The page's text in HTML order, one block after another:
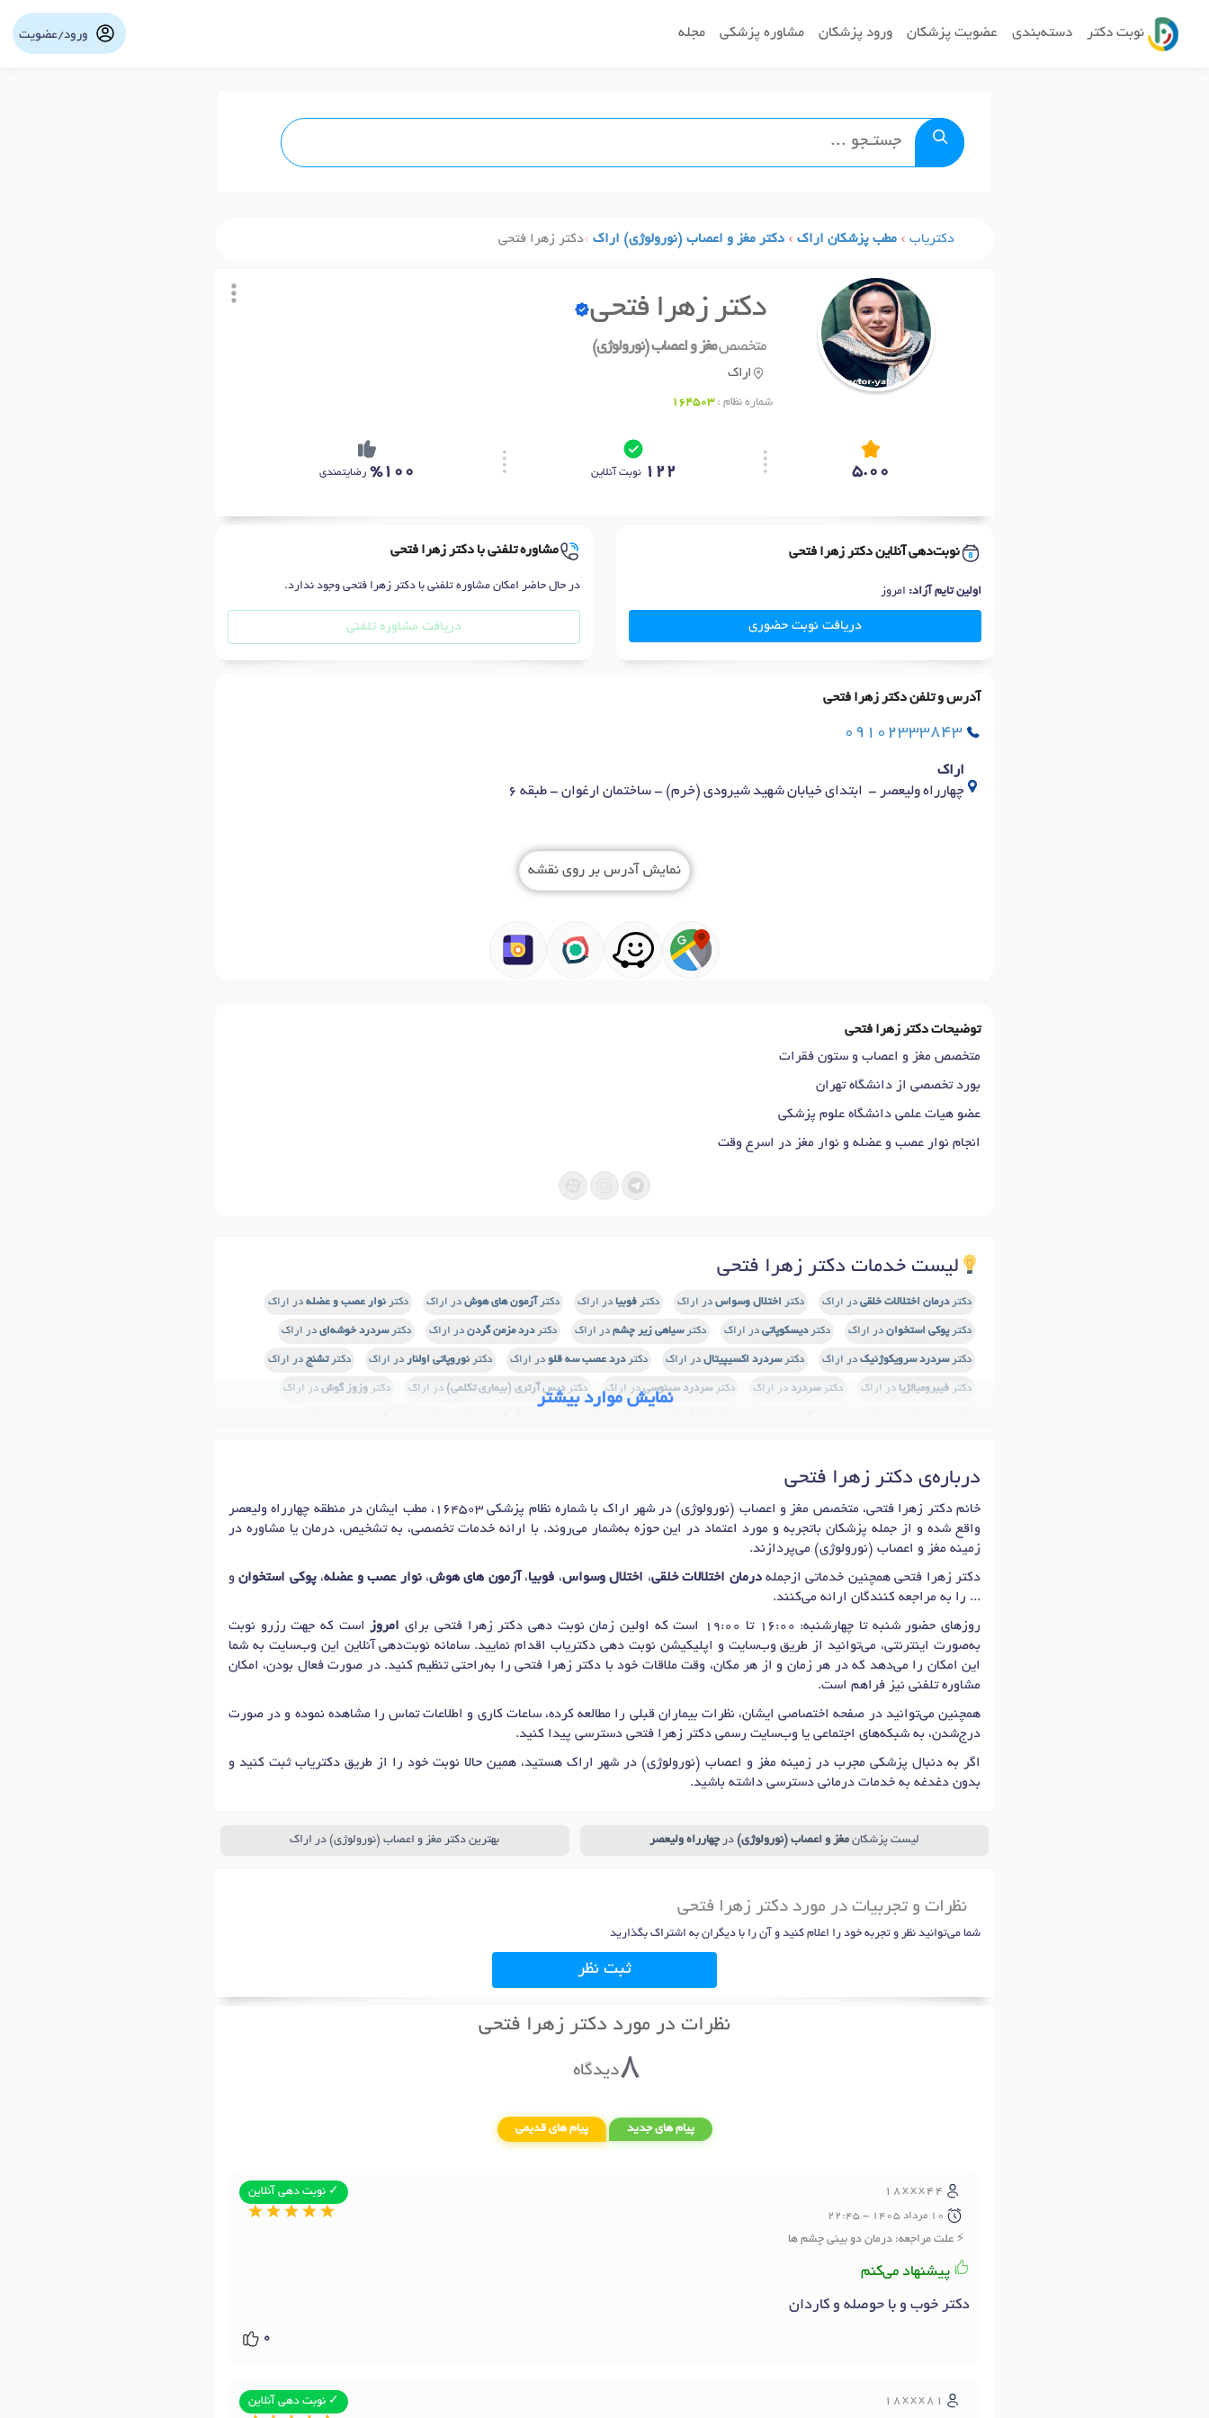
نوبت دکتر دسته‌بندی عضویت پزشکان ورود پزشکان مشاوره پزشکی مجله ورود/عضویت
دکتریاب مطب پزشکان اراک دکتر مغز و اعصاب (نورولوژی) اراک دکتر زهرا فتحی
دکتر زهرا فتحی
متخصصمغز و اعصاب (نورولوژی)
اراک
شماره نظام :164503
5.00
122 نوبت آنلاین %100 رضایتمندی
نوبت‌دهی آنلاین دکتر زهرا فتحی
اولین تایم آزاد: امروز
دریافت نوبت حضوری
مشاوره تلفنی با دکتر زهرا فتحی
در حال حاضر امکان مشاوره تلفنی با دکتر زهرا فتحی وجود ندارد.
دریافت مشاوره تلفنی
آدرس و تلفن دکتر زهرا فتحی
09102333843
اراک
چهارراه ولیعصر - ابتدای خیابان شهید شیرودی (خرم) - ساختمان ارغوان - طبقه 6
نمایش آدرس بر روی نقشه
توضیحات دکتر زهرا فتحی
متخصص مغز و اعصاب و ستون فقرات
بورد تخصصی از دانشگاه تهران
عضو هیات علمی دانشگاه علوم پزشکی
انجام نوار عصب و عضله و نوار مغز در اسرع وقت
لیست خدمات دکتر زهرا فتحی
دکتردرمان اختلالات خلقی در اراک دکتر اختلال وسواس در اراک دکتر فوبیا در اراک دکتر آزمون های هوش در اراک دکتر نوار عصب و عضله در اراک
دکترپوکی استخوان در اراک دکتردیسکوپاتی در اراک دکترسیاهی زیر چشم در اراک دکتردرد مزمن گردن در اراک دکترسردرد خوشه‌ای در اراک
دکترسردرد سرویکوژنیک در اراک دکترسردرد اکسیپیتال در اراک دکتردرد عصب سه قلو در اراک دکتر نوروپاتی اولنار در اراک دکترتشنج در اراک
دکتر فیبرومیالژیا در اراک دکترسردرد در اراک دکترسردرد سینوسیدر اراک دکتردیس آرتری (بیماری تکلمی) در اراک دکتر وزوز گوش در اراک
دکترتزریق بوتاکس سردرد و اسپاستیسیتی
دکتر نوار مغز (EEG) در اراک دکترتاری دید در اراک دکتر سردرد کودکان در اراک دکترافسردگی پس از زایماندر اراک دکتر حمله پانیک در اراک
دکتردرمان اختلالات اضطرابی و استرسدر اراک دکترافسردگی های مزمن و شدیددر اراک دکترافت سطح هوشیاریدر اراک دکترسردرد عصبیدر اراک
در اراک گزگز پا در اراک
نمایش موارد بیشتر
درباره‌ی دکتر زهرا فتحی
خانم دکتر زهرا فتحی، متخصص مغز و اعصاب (نورولوژی) در شهر اراک با شماره نظام پزشکی 164503، مطب ایشان در منطقه چهارراه ولیعصر
واقع شده و از جمله پزشکان باتجربه و مورد اعتماد در این حوزه به‌شمار می‌روند. با ارائه خدمات تخصصی، به تشخیص، درمان یا مشاوره در
زمینه مغز و اعصاب (نورولوژی) می‌پردازند.
دکتر زهرا فتحی همچنین خدماتی ازجملهدرمان اختلالات خلقی، اختلال وسواس، فوبیا، آزمون های هوش،نوار عصب و عضله،پوکی استخوانو
... را به مراجعه کنندگان ارائه می‌کنند.
روزهای حضور شنبه تا چهارشنبه: 16:00 تا 19:00 است که اولین زمان نوبت دهی دکتر زهرا فتحی برای
امروز
است که جهت رزرو نوبت
به‌صورت اینترنتی، می‌توانید از طریق وب‌سایت و اپلیکیشن نوبت دهی دکتریاب اقدام نمایید. سامانه نوبت‌دهی آنلاین این وب‌سایت به شما
این امکان را می‌دهد که در هر زمان و از هر مکان، وقت ملاقات خود با دکتر زهرا فتحی را به‌راحتی تنظیم کنید. در صورت فعال بودن، امکان
مشاوره تلفنی نیز فراهم است.
همچنین می‌توانید در صفحه اختصاصی ایشان، نظرات بیماران قبلی را مطالعه کرده، ساعات کاری و اطلاعات تماس را مشاهده نموده و در صورت
درج‌شدن، به شبکه‌های اجتماعی یا وب‌سایت رسمی دکتر زهرا فتحی دسترسی پیدا کنید.
اگر به دنبال پزشکی مجرب در زمینه مغز و اعصاب (نورولوژی) در شهر اراک هستید، همین حالا نوبت خود را از طریق دکتریاب ثبت کنید و
بدون دغدغه به خدمات درمانی دسترسی داشته باشید.
لیست پزشکانمغز و اعصاب (نورولوژی) درچهارراه ولیعصر بهترین دکتر مغز و اعصاب (نورولوژی) در اراک
نظرات و تجربیات در مورد دکتر زهرا فتحی
شما می‌توانید نظر و تجربه خود را اعلام کنید و آن را با دیگران به اشتراک بگذارید
ثبت نظر
نظرات در مورد دکتر زهرا فتحی
8دیدگاه
پیام های جدید پیام های قدیمی
18xxx44 ✓ نوبت دهی آنلاین
10 مرداد 1405 - 22:45
علت مراجعه: درمان دو بینی چشم ها
پیشنهاد می‌کنم
دکتر خوب و با حوصله و کاردان
0
18xxx81 ✓ نوبت دهی آنلاین